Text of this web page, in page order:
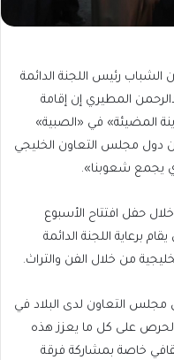
الشباب رئيس اللجنة الدائمة
المطيري إن إقامة
المضيئة» في «الصبية»
دول مجلس التعاون الخليجي
يجمع شعوبنا».
حفل افتتاح الأسبوع
برعاية اللجنة الدائمة
من خلال الفن والتراث.
التعاون لدى البلاد في
والحرص على كل ما يعزز هذه
خاصة بمشاركة فرقة